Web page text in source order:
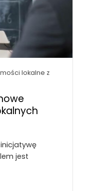
lokalne z
jest